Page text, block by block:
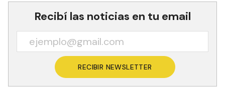
Recibí las noticias en tu email
RECIBIR NEWSLETTER